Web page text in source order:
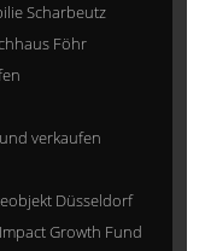
Scharbeutz
Föhr
verkaufen
Düsseldorf
Impact Growth Fund